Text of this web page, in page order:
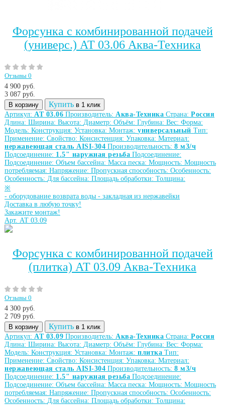
Форсунка с комбинированной подачей
(универс.) АТ 03.06 Аква-Техника
Отзывы 0
4 900 руб.
3 087 руб.
В корзину
Купить в 1 клик
Артикул: АТ 03.06 Производитель: Аква-Техника Страна: Россия
Длина: Ширина: Высота: Диаметр: Объём: Глубина: Вес: Форма:
Модель: Конструкция: Установка: Монтаж: универсальный Тип:
Применение: Свойство: Консистенция: Упаковка: Материал:
нержавеющая сталь AISI-304 Производительность: 8 м3/ч
Подсоединение: 1.5" наружная резьба Подсоединение:
Подсоединение: Объем бассейна: Масса песка: Мощность: Мощность
потребляемая: Напряжение: Пропускная способность: Особенность:
Особенность: Для бассейна: Площадь обработки: Толщина:
※
- оборудование возврата воды - закладная из нержавейки
Доставка в любую точку!
Закажите монтаж!
Арт. АТ 03.09
Форсунка с комбинированной подачей
(плитка) АТ 03.09 Аква-Техника
Отзывы 0
4 300 руб.
2 709 руб.
В корзину
Купить в 1 клик
Артикул: АТ 03.09 Производитель: Аква-Техника Страна: Россия
Длина: Ширина: Высота: Диаметр: Объём: Глубина: Вес: Форма:
Модель: Конструкция: Установка: Монтаж: плитка Тип:
Применение: Свойство: Консистенция: Упаковка: Материал:
нержавеющая сталь AISI-304 Производительность: 8 м3/ч
Подсоединение: 1.5" наружная резьба Подсоединение:
Подсоединение: Объем бассейна: Масса песка: Мощность: Мощность
потребляемая: Напряжение: Пропускная способность: Особенность:
Особенность: Для бассейна: Площадь обработки: Толщина: